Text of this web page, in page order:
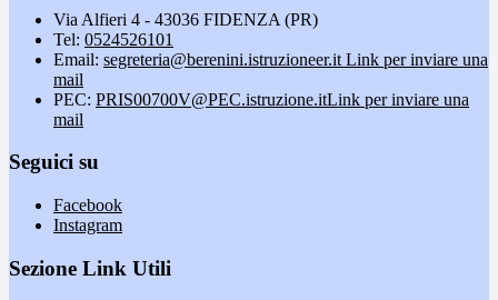
Via Alfieri 4 - 43036 FIDENZA (PR)
Tel: 0524526101
Email: segreteria@berenini.istruzioneer.it Link per inviare una
mail
PEC: PRIS00700V@PEC.istruzione.itLink per inviare una
mail
Seguici su
Facebook
Instagram
Sezione Link Utili